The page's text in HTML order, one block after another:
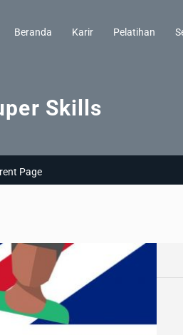
Beranda Karir Pelatihan
Skills
Page